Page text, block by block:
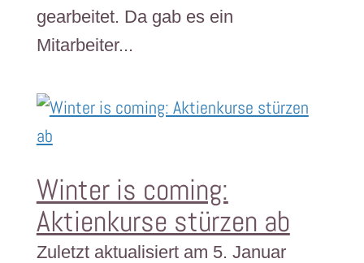
gearbeitet. Da gab es ein
Mitarbeiter...
Winter is coming:
Aktienkurse stürzen ab
Zuletzt aktualisiert am 5. Januar